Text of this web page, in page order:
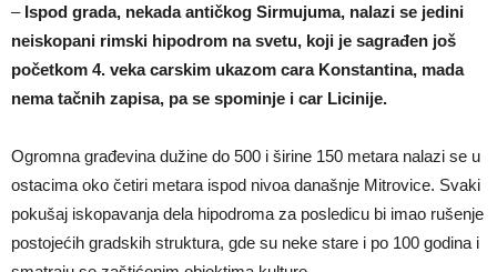
– Ispod grada, nekada antičkog Sirmujuma, nalazi se jedini
neiskopani rimski hipodrom na svetu, koji je sagrađen još
početkom 4. veka carskim ukazom cara Konstantina, mada
nema tačnih zapisa, pa se spominje i car Licinije.
Ogromna građevina dužine do 500 i širine 150 metara nalazi se u
ostacima oko četiri metara ispod nivoa današnje Mitrovice. Svaki
pokušaj iskopavanja dela hipodroma za posledicu bi imao rušenje
postojećih gradskih struktura, gde su neke stare i po 100 godina i